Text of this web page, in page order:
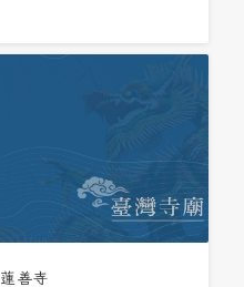
蓮善寺